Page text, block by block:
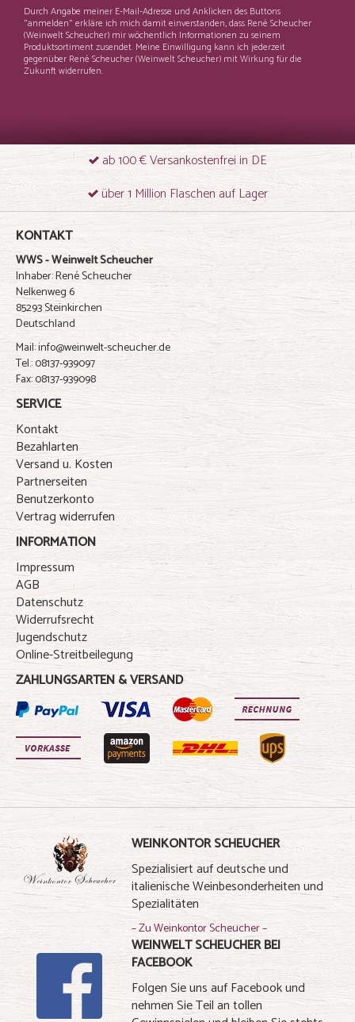
Durch Angabe meiner E-Mail-Adresse und Anklicken des Buttons
"anmelden" erkläre ich mich damit einverstanden, dass René Scheucher
(Weinwelt Scheucher) mir wöchentlich Informationen zu seinem
Produktsortiment zusendet. Meine Einwilligung kann ich jederzeit
gegenüber René Scheucher (Weinwelt Scheucher) mit Wirkung für die
Zukunft widerrufen.
ab 100 € Versankostenfrei in DE
über 1 Million Flaschen auf Lager
KONTAKT
WWS - Weinwelt Scheucher
Inhaber: René Scheucher
Nelkenweg 6
85293 Steinkirchen
Deutschland
Mail: info@weinwelt-scheucher.de
Tel.: 08137-939097
Fax: 08137-939098
SERVICE
Kontakt
Bezahlarten
Versand u. Kosten
Partnerseiten
Benutzerkonto
Vertrag widerrufen
INFORMATION
Impressum
AGB
Datenschutz
Widerrufsrecht
Jugendschutz
Online-Streitbeilegung
ZAHLUNGSARTEN & VERSAND
WEINKONTOR SCHEUCHER
Spezialisiert auf deutsche und
italienische Weinbesonderheiten und
Spezialitäten
– Zu Weinkontor Scheucher –
WEINWELT SCHEUCHER BEI
FACEBOOK
Folgen Sie uns auf Facebook und
nehmen Sie Teil an tollen